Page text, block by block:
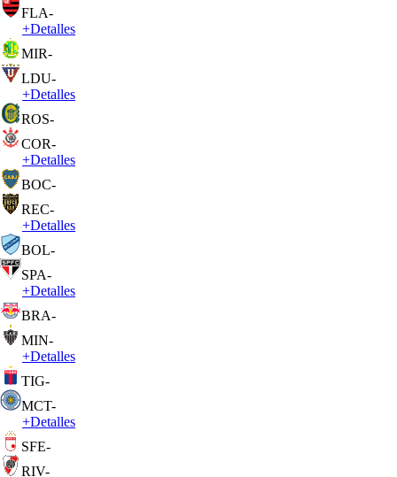
FLA-
+Detalles
MIR-
LDU-
+Detalles
ROS-
COR-
+Detalles
BOC-
REC-
+Detalles
BOL-
SPA-
+Detalles
BRA-
MIN-
+Detalles
TIG-
MCT-
+Detalles
SFE-
RIV-